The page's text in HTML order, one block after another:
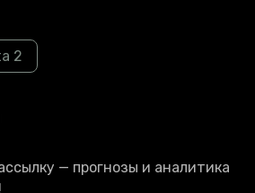
2
— прогнозы и аналитика